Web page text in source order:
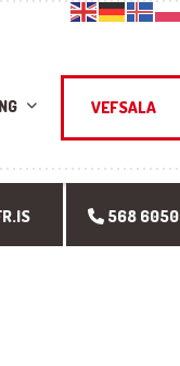
VEFSALA
568 6050